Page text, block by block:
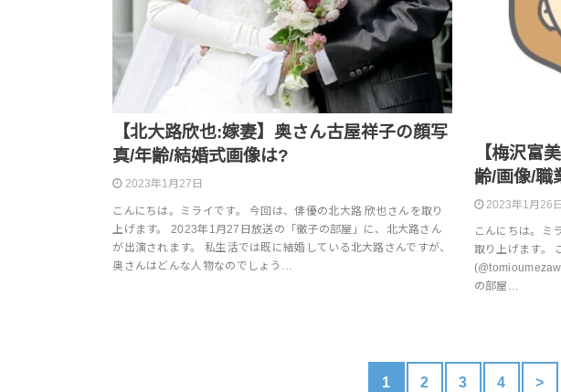
【北大路欣也:嫁妻】奥さん古屋祥子の顔写
真/年齢/結婚式画像は?
2023年1月27日
こんにちは。ミライです。 今回は、俳優の北大路 欣也さんを取り
上げます。 2023年1月27日放送の「徹子の部屋」に、北大路さん
が出演されます。 私生活では既に結婚している北大路さんですが、
奥さんはどんな人物なのでしょう…
【梅沢富
齢/画像/職
2023年1月26日
こんにちは。ミ
取り上げます。
の部屋…
1 2 3 4 >